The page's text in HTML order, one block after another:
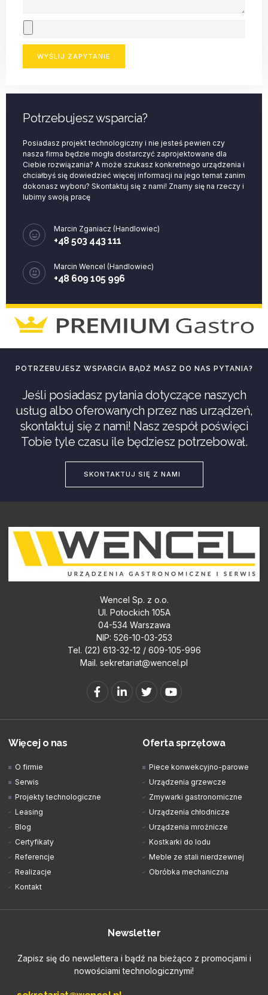
WYŚLIJ ZAPYTANIE
Potrzebujesz wsparcia?
Posiadasz projekt technologiczny i nie jesteś pewien czy
nasza firma będzie mogła dostarczyć zaprojektowane dla
Ciebie rozwiązania? A może szukasz konkretnego urządzenia i
chciałbyś się dowiedzieć więcej informacji na jego temat zanim
dokonasz wyboru? Skontaktuj się z nami! Znamy się na rzeczy i
lubimy swoją pracę
Marcin Zganiacz (Handlowiec)
+48 503 443 111
Marcin Wencel (Handlowiec)
+48 609 105 996
POTRZEBUJESZ WSPARCIA BĄDŹ MASZ DO NAS PYTANIA?
Jeśli posiadasz pytania dotyczące naszych
usług albo oferowanych przez nas urządzeń,
skontaktuj się z nami! Nasz zespół poświęci
Tobie tyle czasu ile będziesz potrzebował.
SKONTAKTUJ SIĘ Z NAMI
Wencel Sp. z o.o.
Ul. Potockich 105A
04-534 Warszawa
NIP: 526-10-03-253
Tel. (22) 613-32-12 / 609-105-996
Mail. sekretariat@wencel.pl
Więcej o nas
O firmie
Serwis
Projekty technologiczne
Leasing
Blog
Certyfikaty
Referencje
Realizacje
Kontakt
Oferta sprzętowa
Piece konwekcyjno-parowe
Urządzenia grzewcze
Zmywarki gastronomiczne
Urządzenia chłodnicze
Urządzenia mroźnicze
Kostkarki do lodu
Meble ze stali nierdzewnej
Obróbka mechaniczna
Newsletter
Zapisz się do newslettera i bądź na bieżąco z promocjami i
nowościami technologicznymi!